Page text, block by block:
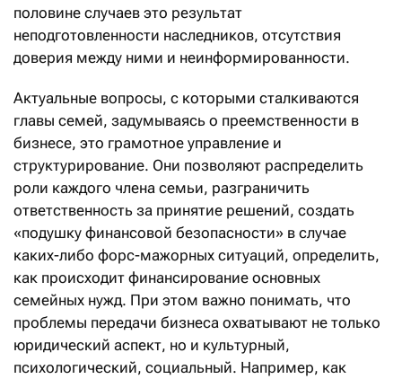
половине случаев это результат
неподготовленности наследников, отсутствия
доверия между ними и неинформированности.
Актуальные вопросы, с которыми сталкиваются
главы семей, задумываясь о преемственности в
бизнесе, это грамотное управление и
структурирование. Они позволяют распределить
роли каждого члена семьи, разграничить
ответственность за принятие решений, создать
«подушку финансовой безопасности» в случае
каких-либо форс-мажорных ситуаций, определить,
как происходит финансирование основных
семейных нужд. При этом важно понимать, что
проблемы передачи бизнеса охватывают не только
юридический аспект, но и культурный,
психологический, социальный. Например, как